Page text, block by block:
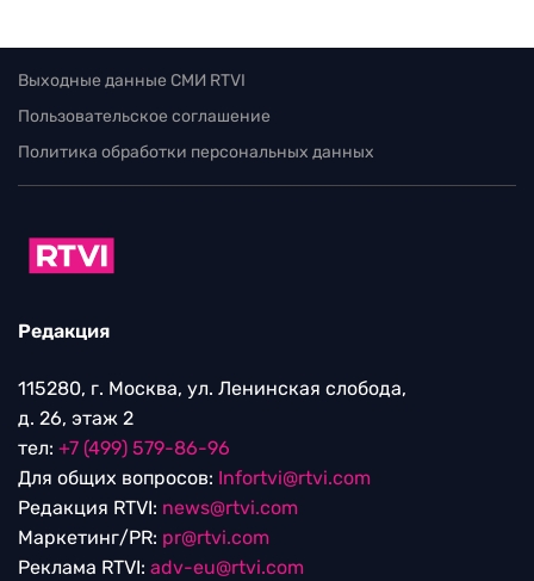
Выходные данные СМИ RTVI
Пользовательское соглашение
Политика обработки персональных данных
Редакция
115280, г. Москва, ул. Ленинская слобода,
д. 26, этаж 2
тел: +7 (499) 579-86-96
Для общих вопросов: Infortvi@rtvi.com
Редакция RTVI: news@rtvi.com
Маркетинг/PR: pr@rtvi.com
Реклама RTVI: adv-eu@rtvi.com